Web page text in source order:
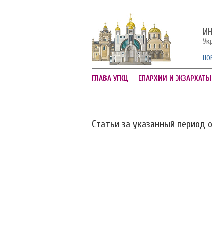
ГЛАВА УГКЦ ЕПАРХИИ И ЭКЗАРХАТЫ
Статьи за указанный период